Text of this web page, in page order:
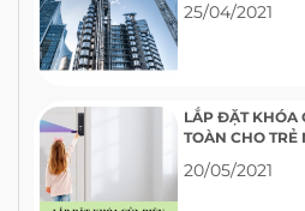
25/04/2021
LẮP ĐẶT KHÓA
TOÀN CHO TRẺ
20/05/2021